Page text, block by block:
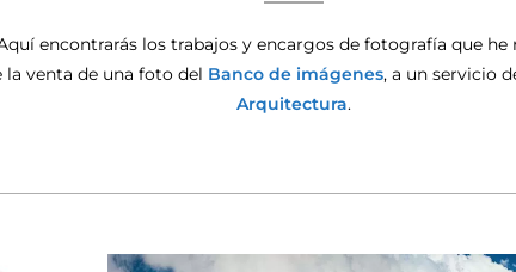
encontrarás los trabajos y encargos de fotografía que he
la venta de una foto del Banco de imágenes, a un servicio
Arquitectura.